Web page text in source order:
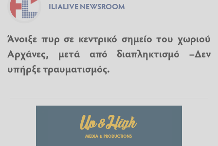
ILIALIVE NEWSROOM
Άνοιξε πυρ σε κεντρικό σημείο του χωριού
Αρχάνες, μετά από διαπληκτισμό –Δεν
υπήρξε τραυματισμός.